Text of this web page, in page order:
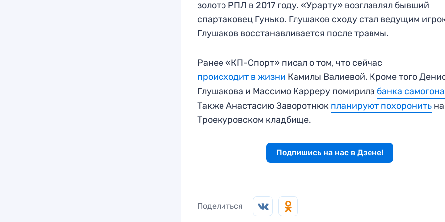
золото РПЛ в 2017 году. «Урарту» возглавлял бывший
спартаковец Гунько. Глушаков сходу стал ведущим
Глушаков восстанавливается после травмы.
Ранее «КП-Спорт» писал о том, что сейчас
происходит в жизни Камилы Валиевой. Кроме того
Глушакова и Массимо Карреру помирила банка самогона
Также Анастасию Заворотнюк планируют похоронить на
Троекуровском кладбище.
Подпишись на нас в Дзене!
Поделиться